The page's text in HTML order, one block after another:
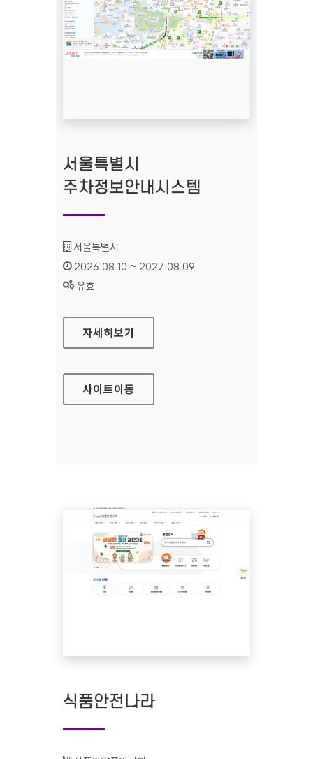
서울특별시
주차정보안내시스템
기관명 :
서울특별시
인증기간 :
2026.08.10 ~ 2027.08.09
상태 :
유효
서울특별시 주차정보안내시스템
자세히보기
사이트이동
식품안전나라